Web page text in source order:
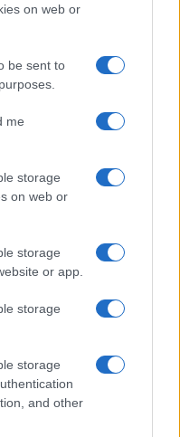
on web or
be sent to
me
storage
on web or
storage
or app.
storage
storage
and other
los cambios en la